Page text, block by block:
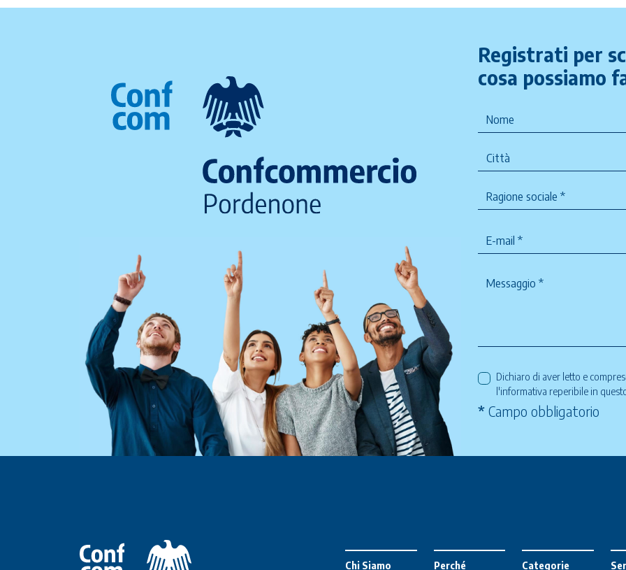
Registrati per
cosa possiamo
Dichiaro di aver letto e
l'informativa reperibile in
* Campo obbligatorio
Chi Siamo Perché Categorie